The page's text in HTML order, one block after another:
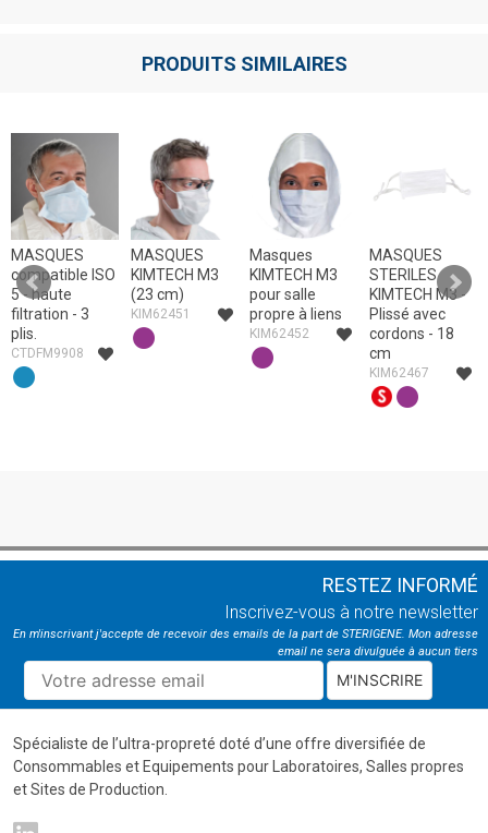
PRODUITS SIMILAIRES
MASQUES
compatible ISO
5 - haute
filtration - 3
plis.
CTDFM9908
MASQUES
KIMTECH M3
(23 cm)
KIM62451
Masques
KIMTECH M3
pour salle
propre à liens
KIM62452
MASQUES
STERILES
KIMTECH M3 -
Plissé avec
cordons - 18
cm
KIM62467
RESTEZ INFORMÉ
Inscrivez-vous à notre newsletter
En m'inscrivant j'accepte de recevoir des emails de la part de STERIGENE. Mon adresse
email ne sera divulguée à aucun tiers
M'INSCRIRE
Spécialiste de l’ultra-propreté doté d’une offre diversifiée de
Consommables et Equipements pour Laboratoires, Salles propres
et Sites de Production.